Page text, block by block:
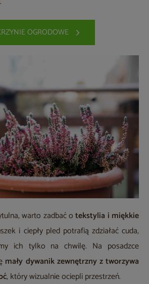
OGRODOWE
warto zadbać otekstylia i miękkie
i ciepły pled potrafią zdziałać cuda,
ich tylko na chwilę. Na posadzce
mały dywanik zewnętrzny z tworzywa
, który wizualnie ociepli przestrzeń.